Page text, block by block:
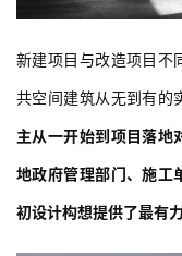
新建项目与改造项目不
共空间建筑从无到有的
主从一开始到项目落地
地政府管理部门、施工
初设计构想提供了最有力